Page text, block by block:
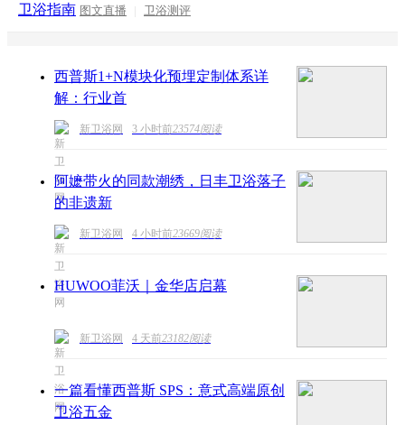
卫浴指南 图文直播 卫浴测评
西普斯1+N模块化预埋定制体系详
解：行业首
新卫浴网 3 小时前23574阅读
阿嬷带火的同款潮绣，日丰卫浴落子
的非遗新
新卫浴网 4 小时前23669阅读
HUWOO菲沃｜金华店启幕
新卫浴网 4 天前23182阅读
一篇看懂西普斯 SPS：意式高端原创
卫浴五金